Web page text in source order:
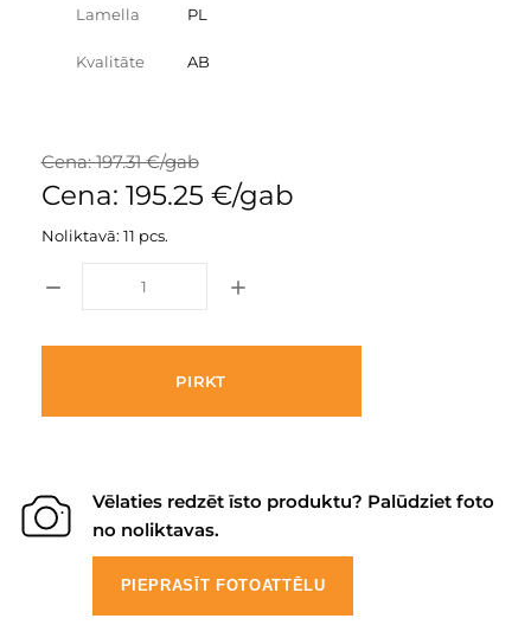
Lamella PL
Kvalitāte AB
Cena: 197.31 €/gab
Cena: 195.25 €/gab
Noliktavā: 11 pcs.
PIRKT
Vēlaties redzēt īsto produktu? Palūdziet foto
no noliktavas.
PIEPRASĪT FOTOATTĒLU